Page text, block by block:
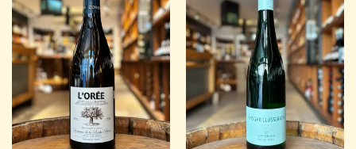
Add to
Wishlist
Add to
Wishlist